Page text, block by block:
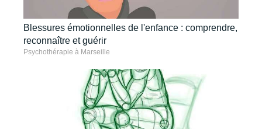
Blessures émotionnelles de l'enfance : comprendre,
reconnaître et guérir
Psychothérapie à Marseille